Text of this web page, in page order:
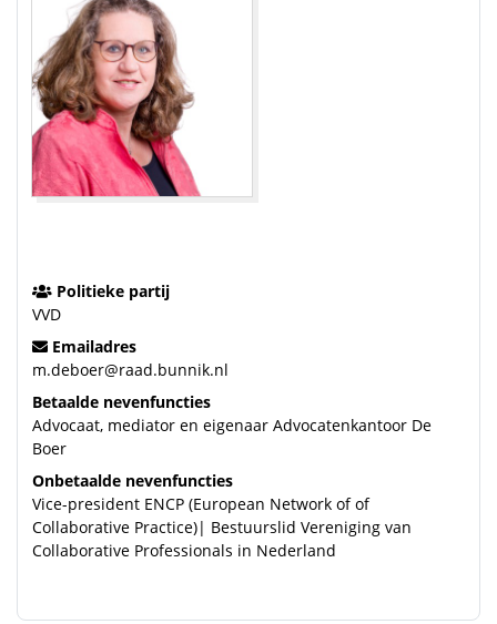
Politieke partij
VVD
Emailadres
m.deboer@raad.bunnik.nl
Betaalde nevenfuncties
Advocaat, mediator en eigenaar Advocatenkantoor De
Boer
Onbetaalde nevenfuncties
Vice-president ENCP (European Network of of
Collaborative Practice)| Bestuurslid Vereniging van
Collaborative Professionals in Nederland